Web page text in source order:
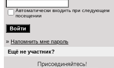
Автоматически входить при следующем
посещении
» Напомнить мне пароль
Ещё не участник?